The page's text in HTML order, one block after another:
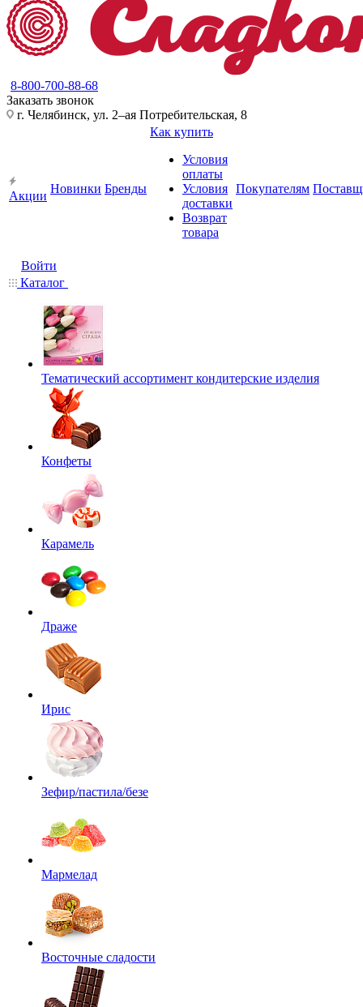
8-800-700-88-68
Заказать звонок
г. Челябинск, ул. 2–ая Потребительская, 8
Акции
Новинки Бренды
Как купить
Условия
оплаты
Условия
доставки
Возврат
товара
Покупателям
Войти
Каталог
Тематический ассортимент кондитерские изделия
Конфеты
Карамель
Драже
Ирис
Зефир/пастила/безе
Мармелад
Восточные сладости